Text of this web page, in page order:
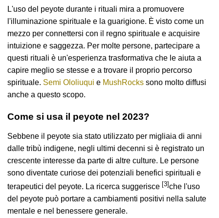
L'uso del peyote durante i rituali mira a promuovere
l'illuminazione spirituale e la guarigione. È visto come un
mezzo per connettersi con il regno spirituale e acquisire
intuizione e saggezza. Per molte persone, partecipare a
questi rituali è un'esperienza trasformativa che le aiuta a
capire meglio se stesse e a trovare il proprio percorso
spirituale. Semi Ololiuqui e MushRocks sono molto diffusi
anche a questo scopo.
Come si usa il peyote nel 2023?
Sebbene il peyote sia stato utilizzato per migliaia di anni
dalle tribù indigene, negli ultimi decenni si è registrato un
crescente interesse da parte di altre culture. Le persone
sono diventate curiose dei potenziali benefici spirituali e
terapeutici del peyote. La ricerca suggerisce [3]che l'uso
del peyote può portare a cambiamenti positivi nella salute
mentale e nel benessere generale.